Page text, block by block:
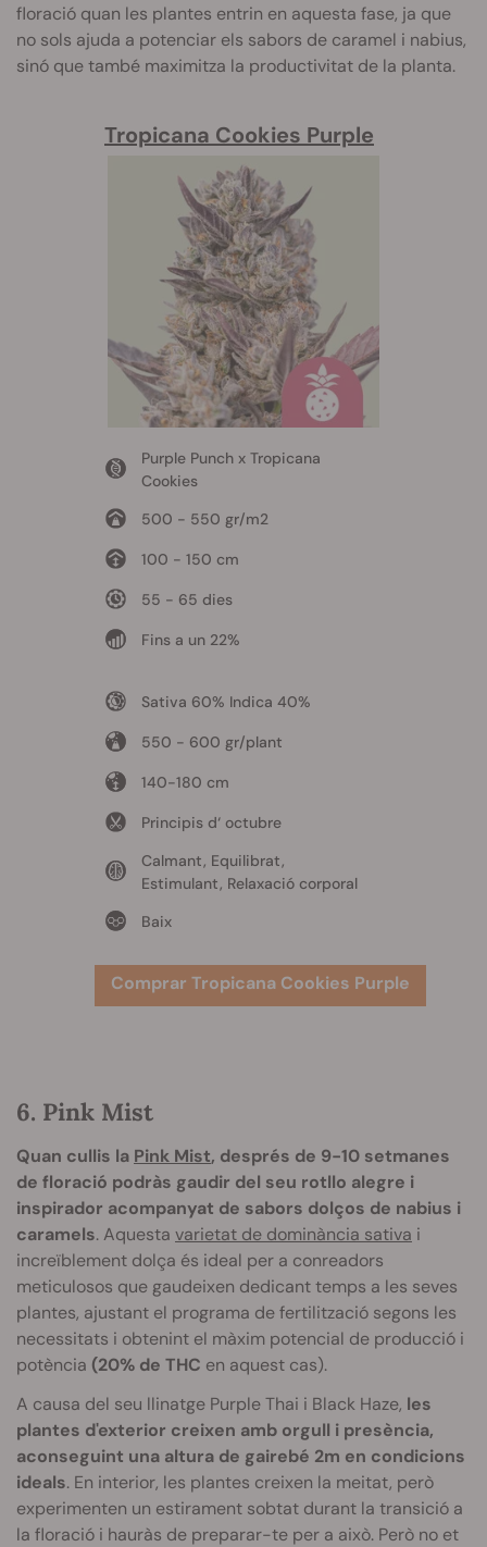
floració quan les plantes entrin en aquesta fase, ja que
no sols ajuda a potenciar els sabors de caramel i nabius,
sinó que també maximitza la productivitat de la planta.
Tropicana Cookies Purple
Purple Punch x Tropicana
Cookies
500 - 550 gr/m2
100 - 150 cm
55 - 65 dies
Fins a un 22%
Sativa 60% Indica 40%
550 - 600 gr/plant
140-180 cm
Principis d‘ octubre
Calmant, Equilibrat,
Estimulant, Relaxació corporal
Baix
Comprar Tropicana Cookies Purple
6. Pink Mist
Quan cullis la Pink Mist, després de 9-10 setmanes
de floració podràs gaudir del seu rotllo alegre i
inspirador acompanyat de sabors dolços de nabius i
caramels. Aquesta varietat de dominància sativa i
increïblement dolça és ideal per a conreadors
meticulosos que gaudeixen dedicant temps a les seves
plantes, ajustant el programa de fertilització segons les
necessitats i obtenint el màxim potencial de producció i
potència (20% de THC en aquest cas).
A causa del seu llinatge Purple Thai i Black Haze, les
plantes d'exterior creixen amb orgull i presència,
aconseguint una altura de gairebé 2m en condicions
ideals. En interior, les plantes creixen la meitat, però
experimenten un estirament sobtat durant la transició a
la floració i hauràs de preparar-te per a això. Però no et